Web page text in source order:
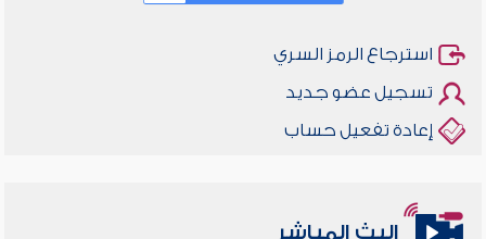
استرجاع الرمز السري
تسجيل عضو جديد
إعادة تفعيل حساب
البث المباشر